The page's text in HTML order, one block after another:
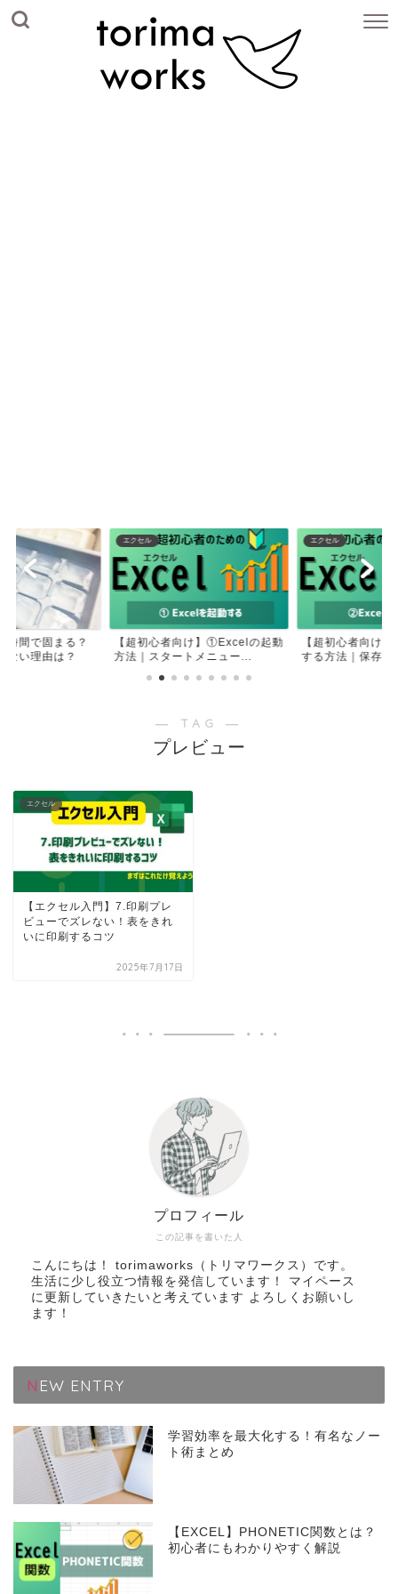
時間で固まる？
ない理由は？
エクセル
【超初心者向け】①Excelの起動
方法｜スタートメニュー...
エクセル
【超初心者向け
する方法｜保存せ
― TAG ―
プレビュー
エクセル
【エクセル入門】7.印刷プレ
ビューでズレない！表をきれ
いに印刷するコツ
2025年7月17日
この記事を書いた人
プロフィール
こんにちは！ torimaworks（トリマワークス）です。
生活に少し役立つ情報を発信しています！ マイペース
に更新していきたいと考えています よろしくお願いし
ます！
NEW ENTRY
学習効率を最大化する！有名なノー
ト術まとめ
【EXCEL】PHONETIC関数とは？
初心者にもわかりやすく解説